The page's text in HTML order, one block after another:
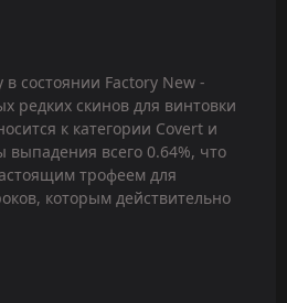
в состоянии Factory New -
редких скинов для винтовки
к категории Covert и
всего 0.64%, что
трофеем для
которым действительно